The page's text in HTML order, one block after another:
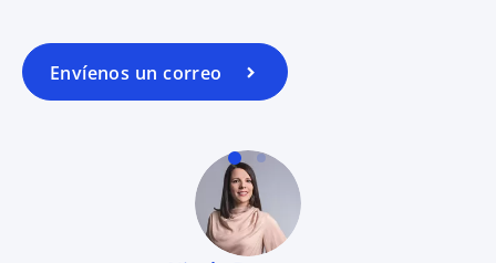
Envíenos un correo